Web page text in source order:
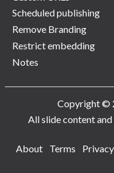
Scheduled publishing
Remove Branding
Restrict embedding
Notes
Copyright ©
All slide content
About
Terms Privacy